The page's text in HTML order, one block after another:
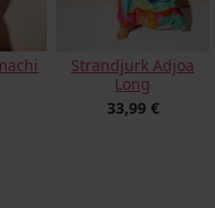
Strandjurk Adjoa
Long
33,99 €